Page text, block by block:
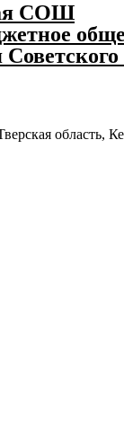
СОШ
область,